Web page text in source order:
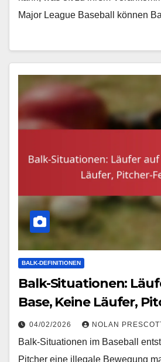
Major League Baseball können
BALK-DEFINITIONEN
Balk-Situationen:
Base, Keine Läufer,
04/02/2026 NOLAN
Balk-Situationen im Baseball
Pitcher eine illegale Bewegung